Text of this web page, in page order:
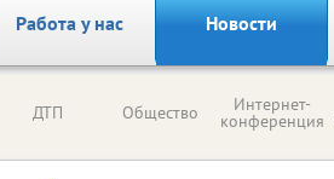
Работа у нас Новости
ДТП Общество Интернет-
конференция